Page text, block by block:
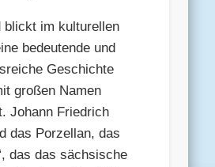
blickt im kulturellen
bedeutende und
Geschichte
großen Namen
Johann Friedrich
das Porzellan, das
das das sächsische